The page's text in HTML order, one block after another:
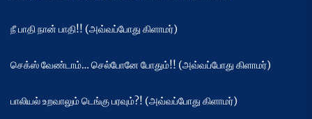
நீ பாதி நான் பாதி!! (அவ்வப்போது கிளாமர்)
செக்ஸ் வேண்டாம்… செல்போனே போதும்!! (அவ்வப்போது கிளாமர்)
பாலியல் உறவாலும் டெங்கு பரவும்?! (அவ்வப்போது கிளாமர்)